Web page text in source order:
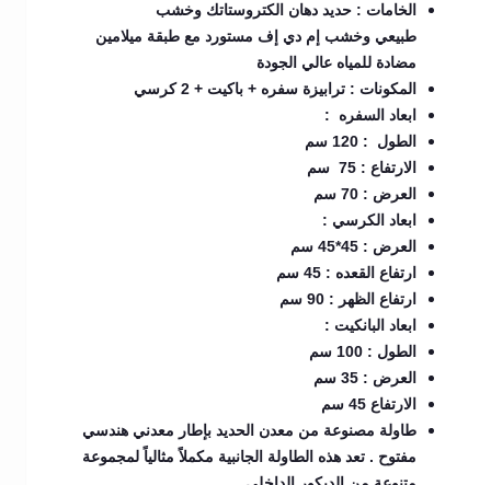
الخامات : حديد دهان الكتروستاتك وخشب
طبيعي وخشب إم دي إف مستورد مع طبقة ميلامين
مضادة للمياه عالي الجودة
المكونات : ترابيزة سفره + باكيت + 2 كرسي
ابعاد السفره :
الطول : 120 سم
الارتفاع : 75 سم
العرض : 70 سم
ابعاد الكرسي :
العرض : 45*45 سم
ارتفاع القعده : 45 سم
ارتفاع الظهر : 90 سم
ابعاد البانكيت :
الطول : 100
سم
العرض : 35 سم
الارتفاع 45 سم
طاولة مصنوعة من معدن الحديد بإطار معدني هندسي
مفتوح . تعد هذه الطاولة الجانبية مكملاً مثالياً لمجموعة